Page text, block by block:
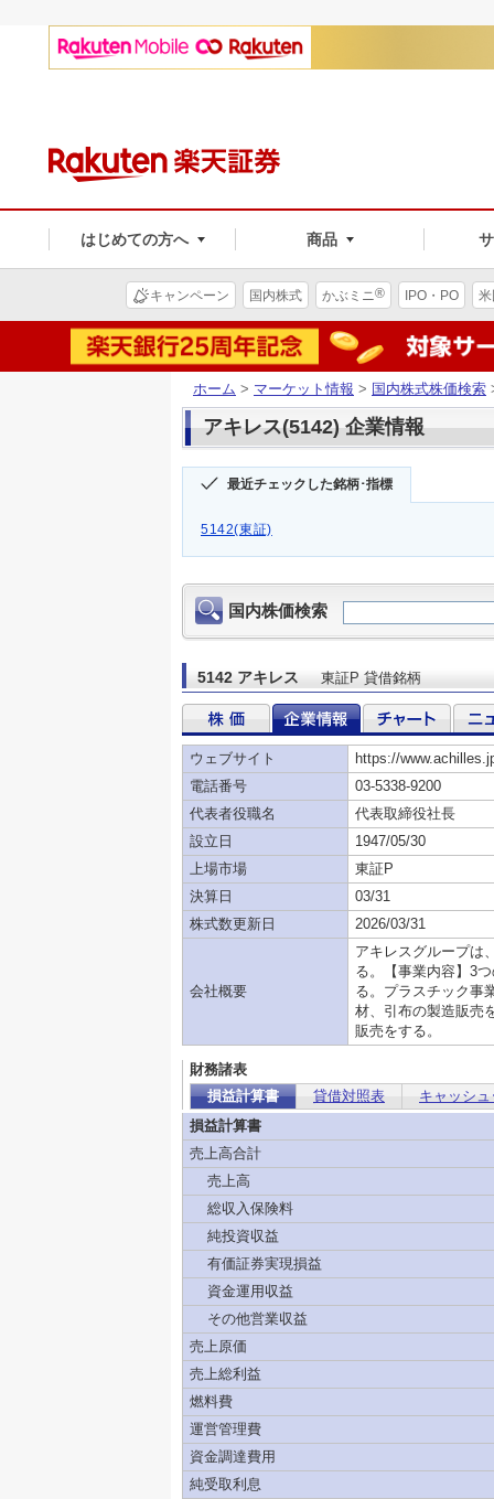
はじめての方へ 商品
キャンペーン 国内株式 かぶミニ® IPO・PO
ホーム > マーケット情報 > 国内株式株価検索
アキレス(5142) 企業情報
最近チェックした銘柄･指標
5142(東証)